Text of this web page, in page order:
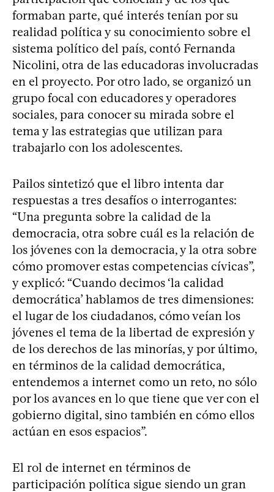
formaban parte, qué interés tenían por su
realidad política y su conocimiento sobre el
sistema político del país, contó Fernanda
Nicolini, otra de las educadoras involucradas
en el proyecto. Por otro lado, se organizó un
grupo focal con educadores y operadores
sociales, para conocer su mirada sobre el
tema y las estrategias que utilizan para
trabajarlo con los adolescentes.
Pailos sintetizó que el libro intenta dar
respuestas a tres desafíos o interrogantes:
“Una pregunta sobre la calidad de la
democracia, otra sobre cuál es la relación de
los jóvenes con la democracia, y la otra sobre
cómo promover estas competencias cívicas”,
y explicó: “Cuando decimos ‘la calidad
democrática’ hablamos de tres dimensiones:
el lugar de los ciudadanos, cómo veían los
jóvenes el tema de la libertad de expresión y
de los derechos de las minorías, y por último,
en términos de la calidad democrática,
entendemos a internet como un reto, no sólo
por los avances en lo que tiene que ver con el
gobierno digital, sino también en cómo ellos
actúan en esos espacios”.
El rol de internet en términos de
participación política sigue siendo un gran